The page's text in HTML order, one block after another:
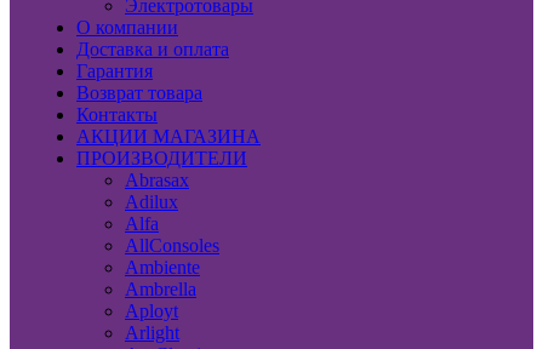
Электротовары
О компании
Доставка и оплата
Гарантия
Возврат товара
Контакты
АКЦИИ МАГАЗИНА
ПРОИЗВОДИТЕЛИ
Abrasax
Adilux
Alfa
AllConsoles
Ambiente
Ambrella
Aployt
Arlight